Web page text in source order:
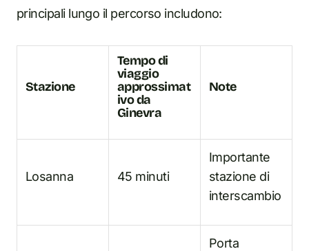
principali lungo il percorso includono:
Stazione
Tempo di
viaggio
approssimat
ivo da
Ginevra
Note
Losanna 45 minuti
Importante
stazione di
interscambio
Porta